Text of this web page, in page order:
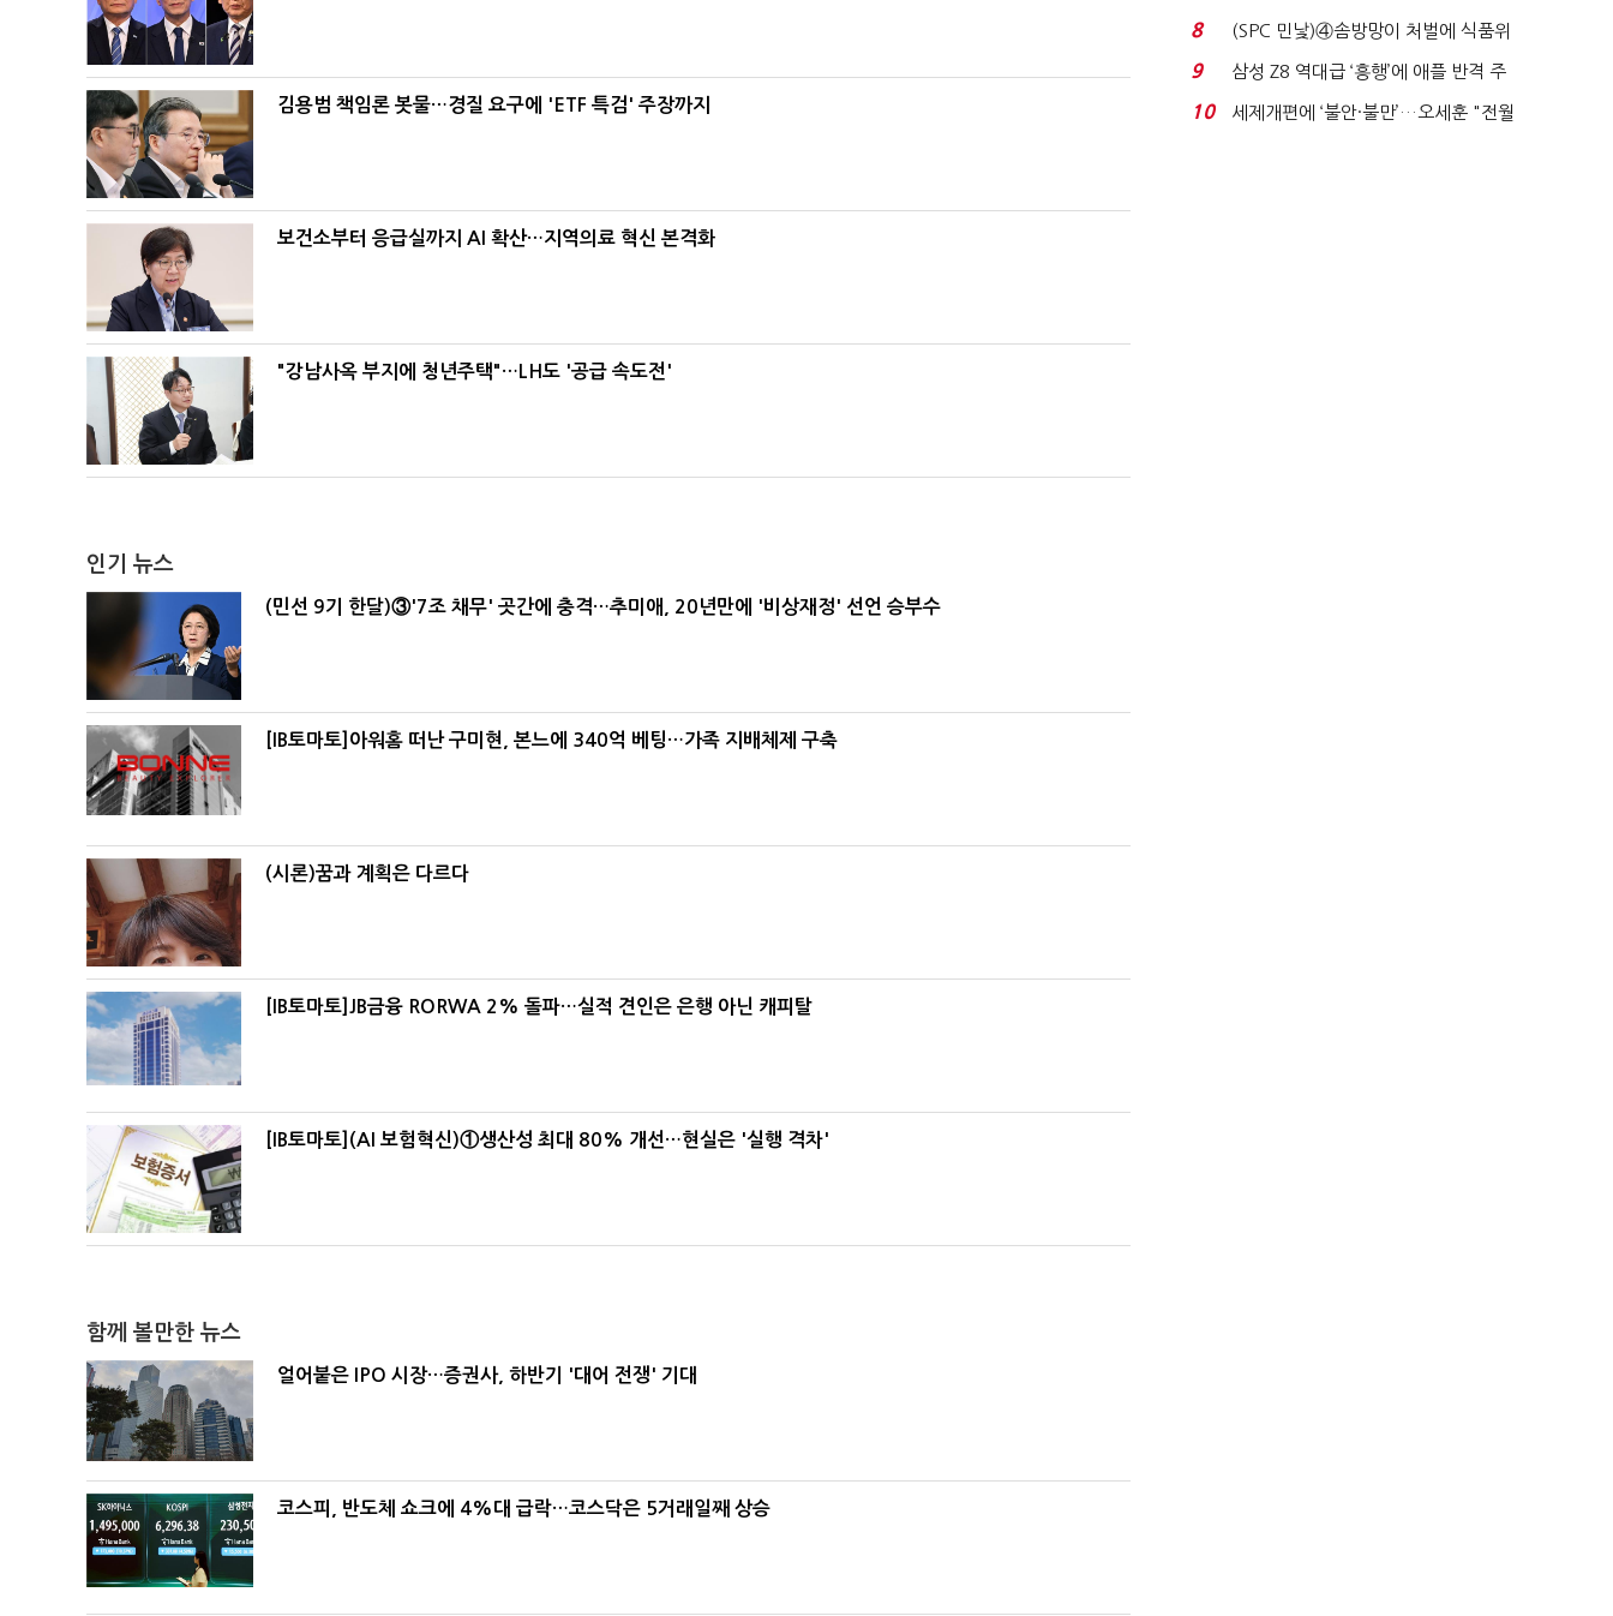
김용범 책임론 봇물…경질 요구에 'ETF 특검' 주장까지
보건소부터 응급실까지 AI 확산…지역의료 혁신 본격화
"강남사옥 부지에 청년주택"…LH도 '공급 속도전'
인기 뉴스
(민선 9기 한달)③'7조 채무' 곳간에 충격…추미애, 20년만에 '비상재정' 선언 승부수
[IB토마토]아워홈 떠난 구미현, 본느에 340억 베팅…가족 지배체제 구축
(시론)꿈과 계획은 다르다
[IB토마토]JB금융 RORWA 2% 돌파…실적 견인은 은행 아닌 캐피탈
[IB토마토](AI 보험혁신)①생산성 최대 80% 개선…현실은 '실행 격차'
함께 볼만한 뉴스
얼어붙은 IPO 시장…증권사, 하반기 '대어 전쟁' 기대
코스피, 반도체 쇼크에 4%대 급락…코스닥은 5거래일째 상승
청래 '초접전'...
8
(SPC 민낯)④솜방망이 처벌에 식품위
생법 위반 반복...
9
삼성 Z8 역대급 ‘흥행’에 애플 반격 주
목…9월 ‘폴...
10
세제개편에 ‘불안·불만’…오세훈 "전월